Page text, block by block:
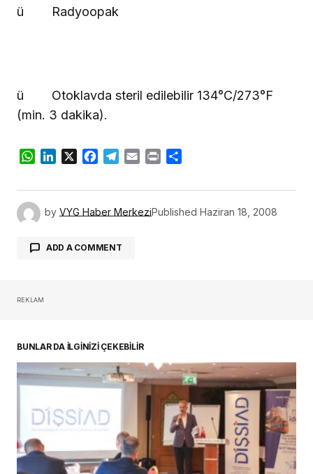
ü Radyoopak
ü
Otoklavda steril edilebilir 134°C/273°F
(min. 3 dakika).
WhatsApp
LinkedIn
X Facebook
Telegram
Email Print
by VYG Haber MerkeziPublished Haziran 18, 2008
ADD A COMMENT
REKLAM
BUNLAR DA İLGİNİZİ ÇEKEBİLİR